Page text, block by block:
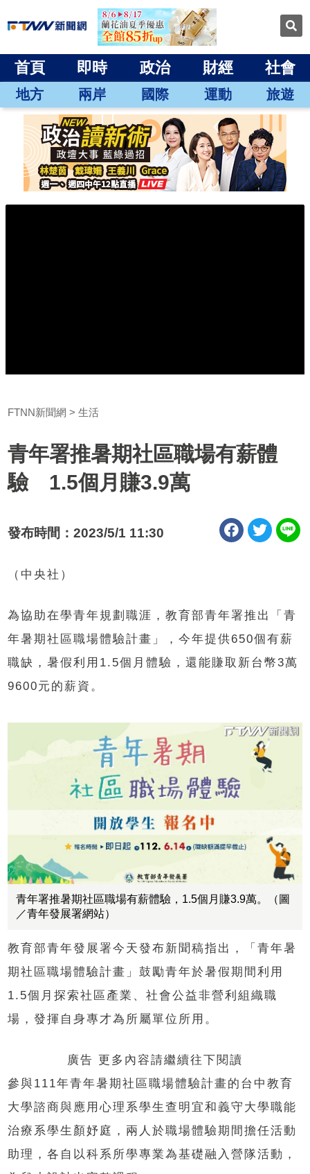
首頁 即時 政治 財經 社會
地方 兩岸 國際 運動 旅遊
FTNN新聞網 生活
青年署推暑期社區職場有薪體
驗 1.5個月賺3.9萬
發布時間：2023/5/1 11:30
（中央社）
為協助在學青年規劃職涯，教育部青年署推出「青
年暑期社區職場體驗計畫」，今年提供650個有薪
職缺，暑假利用1.5個月體驗，還能賺取新台幣3萬
9600元的薪資。
青年署推暑期社區職場有薪體驗，1.5個月賺3.9萬。（圖
／青年發展署網站）
教育部青年發展署今天發布新聞稿指出，「青年暑
期社區職場體驗計畫」鼓勵青年於暑假期間利用
1.5個月探索社區產業、社會公益非營利組織職
場，發揮自身專才為所屬單位所用。
廣告 更多內容請繼續往下閱讀
參與111年青年暑期社區職場體驗計畫的台中教育
大學諮商與應用心理系學生查明宜和義守大學職能
治療系學生顏妤庭，兩人於職場體驗期間擔任活動
助理，各自以科系所學專業為基礎融入營隊活動，